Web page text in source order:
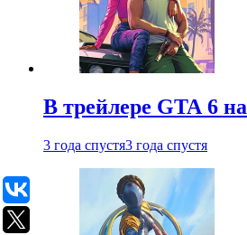
В трейлере GTA 6
3 года спустя3 года спустя